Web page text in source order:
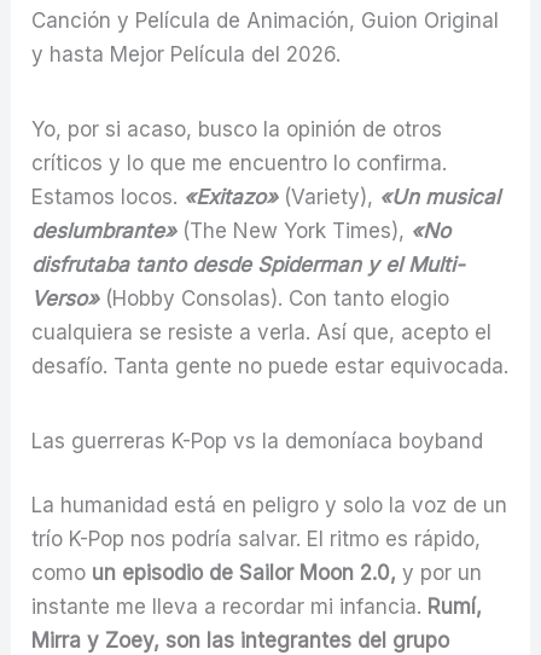
Canción y Película de Animación, Guion Original
y hasta Mejor Película del 2026.
Yo, por si acaso, busco la opinión de otros
críticos y lo que me encuentro lo confirma.
Estamos locos. «Exitazo» (Variety), «Un musical
deslumbrante» (The New York Times), «No
disfrutaba tanto desde Spiderman y el Multi-
Verso» (Hobby Consolas). Con tanto elogio
cualquiera se resiste a verla. Así que, acepto el
desafío. Tanta gente no puede estar equivocada.
Las guerreras K-Pop vs la demoníaca boyband
La humanidad está en peligro y solo la voz de un
trío K-Pop nos podría salvar. El ritmo es rápido,
como un episodio de Sailor Moon 2.0,y por un
instante me lleva a recordar mi infancia. Rumí,
Mirra y Zoey, son las integrantes del grupo